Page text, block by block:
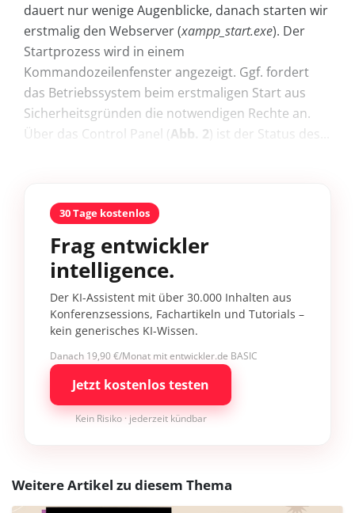
dauert nur wenige Augenblicke, danach starten wir
erstmalig den Webserver (xampp_start.exe). Der
Startprozess wird in einem
Kommandozeilenfenster angezeigt. Ggf. fordert
das Betriebssystem beim erstmaligen Start aus
Sicherheitsgründen die notwendigen Rechte an.
Über das Control Panel (Abb. 2) ist der Status des...
30 Tage kostenlos
Frag entwickler
intelligence.
Der KI-Assistent mit über 30.000 Inhalten aus
Konferenzsessions, Fachartikeln und Tutorials –
kein generisches KI-Wissen.
Danach 19,90 €/Monat mit entwickler.de BASIC
Jetzt kostenlos testen
Kein Risiko · jederzeit kündbar
Weitere Artikel zu diesem Thema